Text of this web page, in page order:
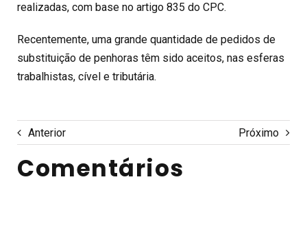
realizadas, com base no artigo 835 do CPC.
Recentemente, uma grande quantidade de pedidos de
substituição de penhoras têm sido aceitos, nas esferas
trabalhistas, cível e tributária.
Anterior Próximo
Comentários